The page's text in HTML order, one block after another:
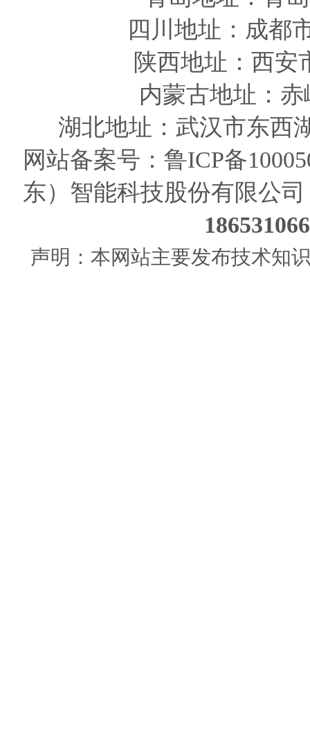
四川 地址 ：成都
陕西地址 ：西
内蒙古地址：
湖北地址：武汉市东西
网站备案号： 鲁ICP备
东）智能科技股份有限公司
声明：本网站主要发布技术知